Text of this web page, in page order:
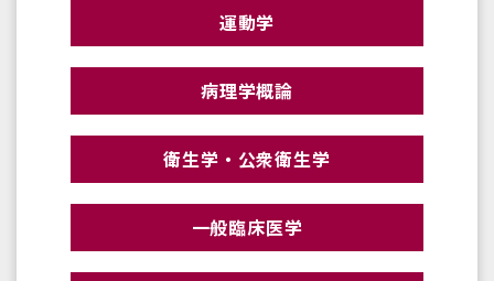
運動学
病理学概論
衛生学・公衆衛生学
一般臨床医学